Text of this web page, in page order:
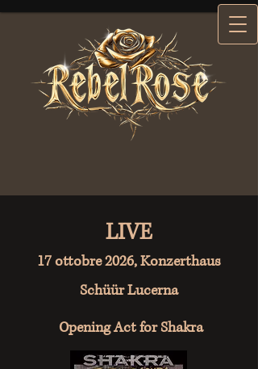
LIVE
17 ottobre 2026, Konzerthaus
Schüür Lucerna
Opening Act for Shakra